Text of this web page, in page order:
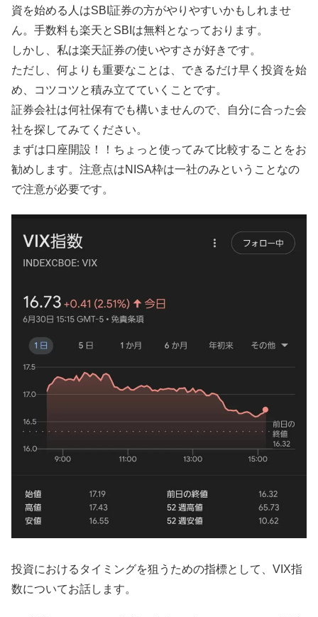
資を始める人はSBI証券の方がやりやすいかもしれませ
ん。手数料も楽天とSBIは無料となっております。
しかし、私は楽天証券の使いやすさが好きです。
ただし、何よりも重要なことは、できるだけ早く投資を始
め、コツコツと積み立てていくことです。
証券会社は何社保有でも構いませんので、自分に合った会
社を探してみてください。
まずは口座開設！！ちょっと使ってみて比較することをお
勧めします。注意点はNISA枠は一社のみということなの
で注意が必要です。
投資におけるタイミングを狙うための指標として、VIX指
数についてお話します。